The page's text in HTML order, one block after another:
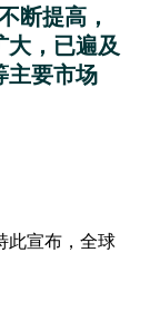
断提高，
大，已遍及
主要市场
此宣布，全球